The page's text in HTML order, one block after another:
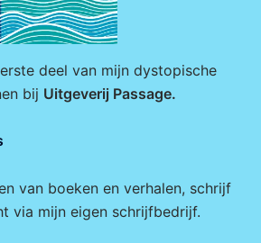
deel van mijn dystopische
bij Uitgeverij Passage.
van boeken en verhalen, schrijf
via mijn eigen schrijfbedrijf.